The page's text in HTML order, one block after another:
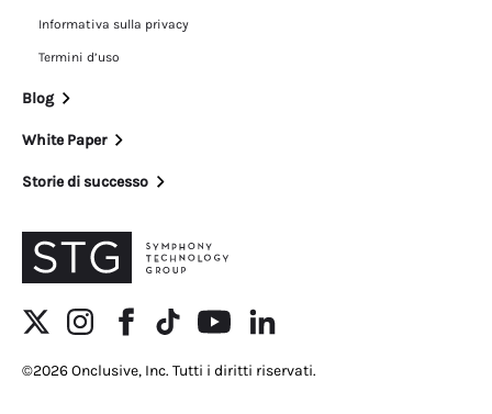
Informativa sulla privacy
Termini d’uso
Blog
White Paper
Storie di successo
©2026 Onclusive, Inc. Tutti i diritti riservati.